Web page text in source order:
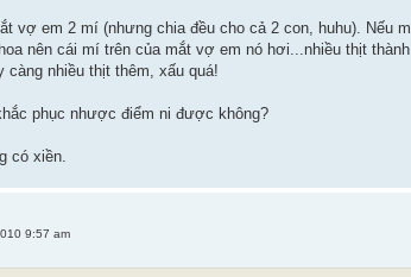
vợ em 2 mí (nhưng chia đều cho cả 2 con, huhu). Nếu
nên cái mí trên của mắt vợ em nó hơi...nhiều thịt
nhiều thịt thêm, xấu quá!
phục nhược điểm ni được không?
có xiền.
9:57 am